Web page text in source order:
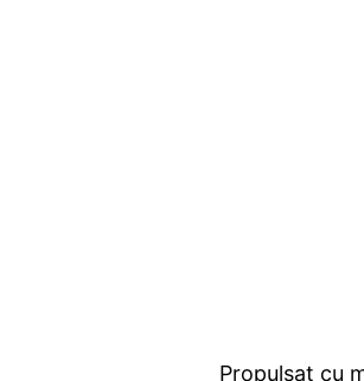
Propulsat cu